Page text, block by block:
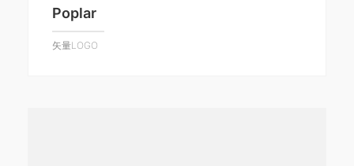
Poplar
矢量LOGO